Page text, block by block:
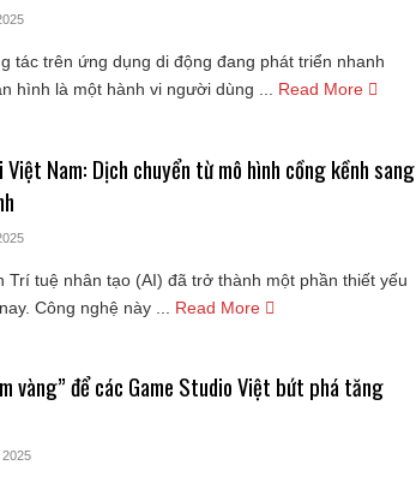
tác trên ứng dụng di động đang phát triển nhanh
hình là một hành vi người dùng ...
Read More
Nam: Dịch chuyển từ mô hình cồng kềnh sang
Trí tuệ nhân tạo (AI) đã trở thành một phần thiết yếu
Công nghệ này ...
Read More
vàng” để các Game Studio Việt bứt phá tăng